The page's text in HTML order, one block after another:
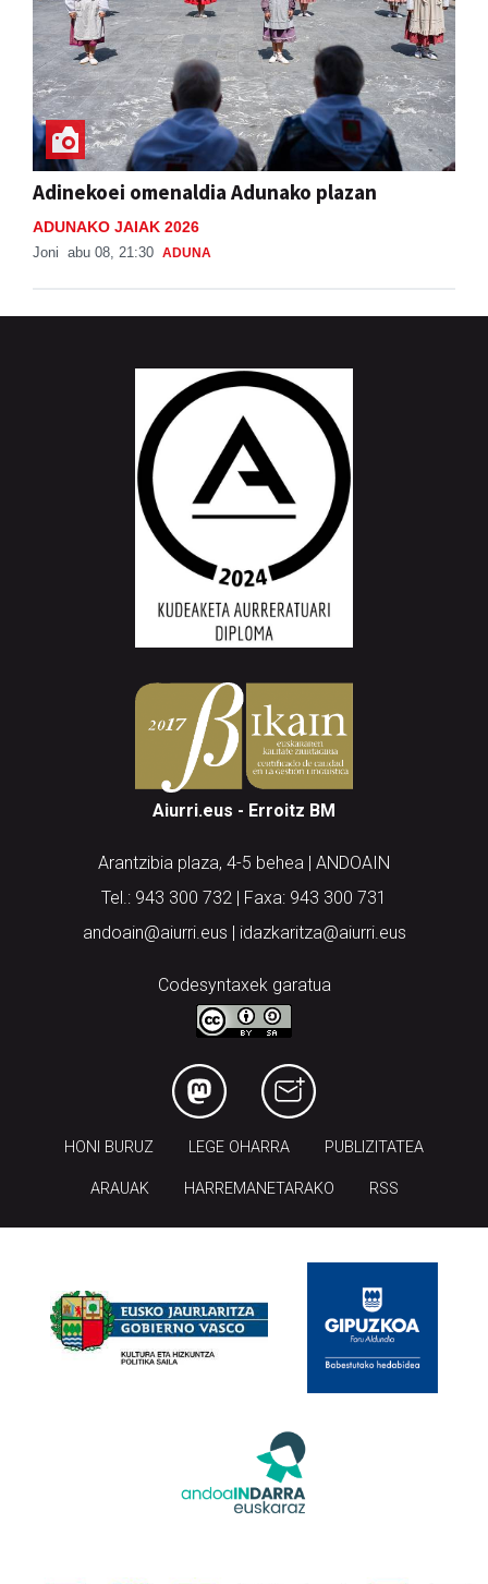
Adinekoei omenaldia Adunako plazan
ADUNAKO JAIAK 2026
Joni abu 08, 21:30 ADUNA
Aiurri.eus - Erroitz BM
Arantzibia plaza, 4-5 behea | ANDOAIN
Tel.: 943 300 732 | Faxa: 943 300 731
andoain@aiurri.eus | idazkaritza@aiurri.eus
Codesyntaxek garatua
HONI BURUZ LEGE OHARRA PUBLIZITATEA
ARAUAK HARREMANETARAKO RSS